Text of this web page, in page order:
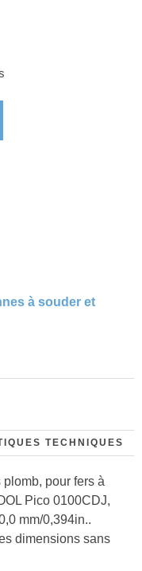
à souder et
TECHNIQUES
pour fers à
Pico 0100CDJ,
mm/0,394in..
dimensions sans